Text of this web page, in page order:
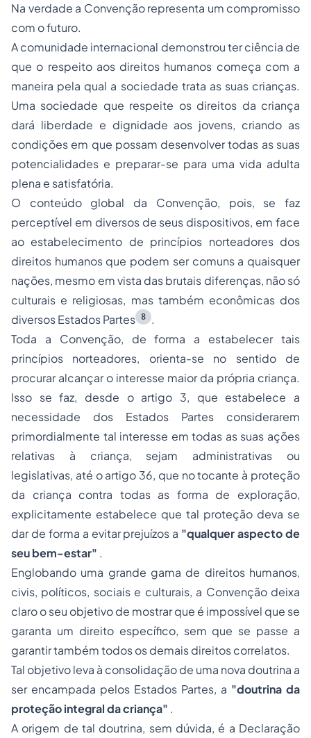
Na verdade a Convenção representa um compromisso
com o futuro.
A comunidade internacional demonstrou ter ciência de
que o respeito aos direitos humanos começa com a
maneira pela qual a sociedade trata as suas crianças.
Uma sociedade que respeite os direitos da criança
dará liberdade e dignidade aos jovens, criando as
condições em que possam desenvolver todas as suas
potencialidades e preparar-se para uma vida adulta
plena e satisfatória.
O conteúdo global da Convenção, pois, se faz
perceptível em diversos de seus dispositivos, em face
ao estabelecimento de princípios norteadores dos
direitos humanos que podem ser comuns a quaisquer
nações, mesmo em vista das brutais diferenças, não só
culturais e religiosas, mas também econômicas dos
diversos Estados Partes 8
.
Toda a Convenção, de forma a estabelecer tais
princípios norteadores, orienta-se no sentido de
procurar alcançar o interesse maior da própria criança.
Isso se faz, desde o artigo 3, que estabelece a
necessidade dos Estados Partes considerarem
primordialmente tal interesse em todas as suas ações
relativas à criança, sejam administrativas ou
legislativas, até o artigo 36, que no tocante à proteção
da criança contra todas as forma de exploração,
explicitamente estabelece que tal proteção deva se
dar de forma a evitar prejuízos a "qualquer aspecto de
seu bem-estar" .
Englobando uma grande gama de direitos humanos,
civis, políticos, sociais e culturais, a Convenção deixa
claro o seu objetivo de mostrar que é impossível que se
garanta um direito específico, sem que se passe a
garantir também todos os demais direitos correlatos.
Tal objetivo leva à consolidação de uma nova doutrina a
ser encampada pelos Estados Partes, a "doutrina da
proteção integral da criança" .
A origem de tal doutrina, sem dúvida, é a Declaração